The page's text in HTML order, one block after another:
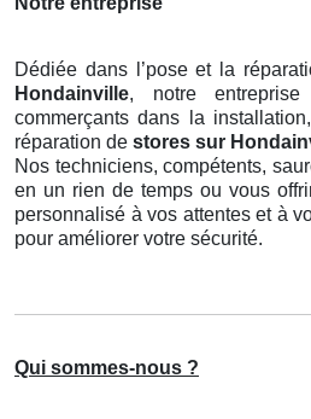
Dédiée dans l’pose et la
Hondainville, notre
commerçants dans la
réparation de stores sur
Nos techniciens, compétents,
en un rien de temps ou vous
personnalisé à vos attentes et à
pour améliorer votre sécurité.
Qui sommes-nous ?